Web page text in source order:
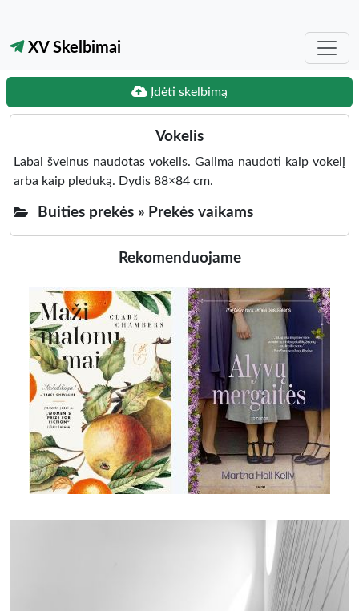
XV Skelbimai
Įdėti skelbimą
Vokelis
Labai švelnus naudotas vokelis. Galima naudoti kaip vokelį
arba kaip pleduką. Dydis 88×84 cm.
Buities prekės » Prekės vaikams
Rekomenduojame